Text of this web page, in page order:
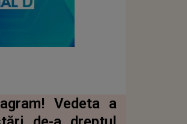
Vedeta a